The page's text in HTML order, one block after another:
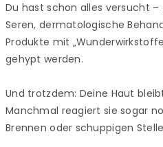
Du hast schon alles versucht
Seren, dermatologische
Produkte mit
gehypt werden.
Und trotzdem: Deine Haut
Manchmal reagiert sie sogar
Brennen oder schuppigen